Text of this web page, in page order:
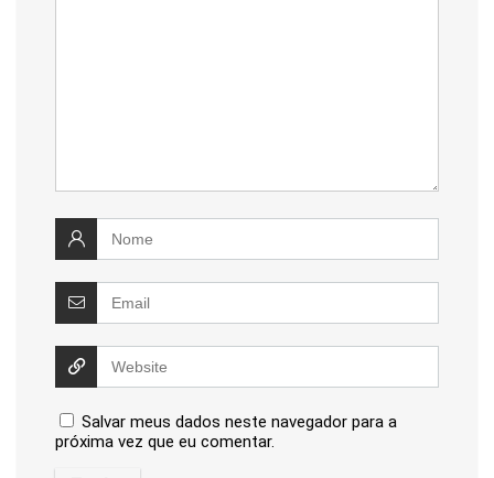
Salvar meus dados neste navegador para a
próxima vez que eu comentar.